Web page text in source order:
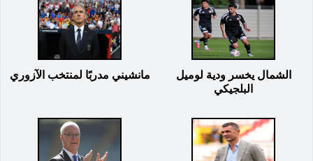
الشمال يخسر ودية لوميل
البلجيكي
مانشيني مدربًا لمنتخب الآزوري